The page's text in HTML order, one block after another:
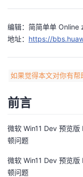
博
的
我
播
活
动
的
关
我
的
我
编辑：简简单单 Online
地址： https://
如果觉得本文对你有
前言
微软 Win11 Dev 预览
顿问题
微软 Win11 Dev 预览
顿问题